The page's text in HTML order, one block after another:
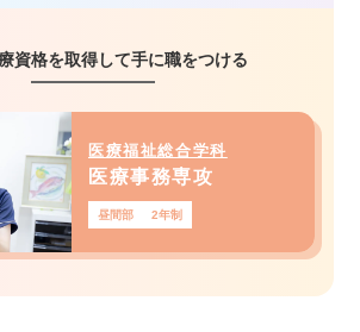
資格を取得して手に職をつける
医療福祉総合学科
医療事務専攻
昼間部 2年制